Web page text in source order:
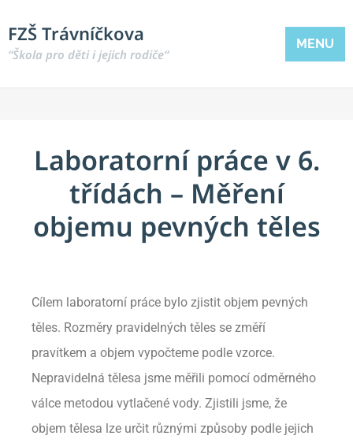
FZŠ Trávníčkova
“Škola pro děti i jejich rodiče“
MENU
Laboratorní práce v 6.
třídách – Měření
objemu pevných těles
Cílem laboratorní práce bylo zjistit objem pevných
těles. Rozměry pravidelných těles se změří
pravítkem a objem vypočteme podle vzorce.
Nepravidelná tělesa jsme měřili pomocí odměrného
válce metodou vytlačené vody. Zjistili jsme, že
objem tělesa lze určit různými způsoby podle jejich